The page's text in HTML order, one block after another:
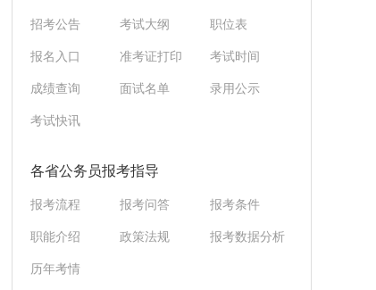
招考公告 考试大纲 职位表
报名入口 准考证打印 考试时间
成绩查询 面试名单 录用公示
考试快讯
各省公务员报考指导
报考流程 报考问答 报考条件
职能介绍 政策法规 报考数据分析
历年考情